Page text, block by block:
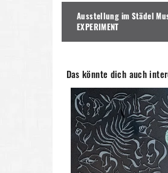
Ausstellung im Städel
EXPERIMENT
Das könnte dich auch